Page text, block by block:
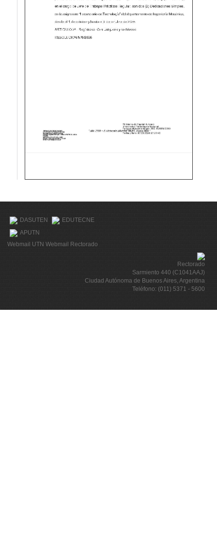
DASUTEN
EDUTECNE
APUTN
Webmail UTN Webmail Rectorado
Rectorado
Sarmiento 440 (C1041AAJ)
Ciudad Autónoma de Buenos Aires, Argentina
Teléfono: (011) 5371 - 5600